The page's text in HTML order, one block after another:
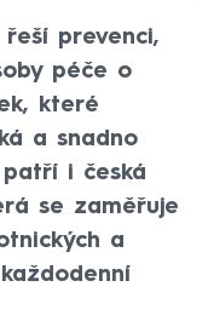
prevenci,
péče o
které
a snadno
i česká
se zaměřuje
a